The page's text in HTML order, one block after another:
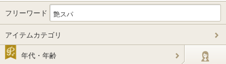
フリーワード
アイテムカテゴリ
年代・年齢